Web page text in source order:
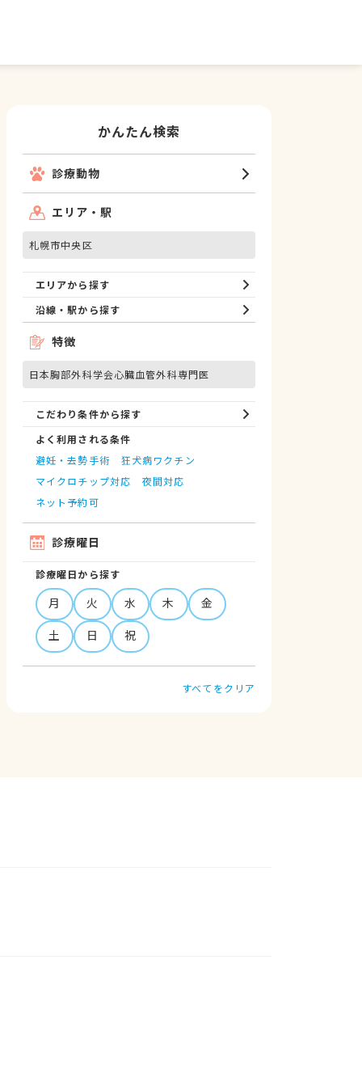
かんたん検索
診療動物
エリア・駅
札幌市中央区
エリアから探す
沿線・駅から探す
特徴
日本胸部外科学会心臓血管外科専門医
こだわり条件から探す
よく利用される条件
避妊・去勢手術
狂犬病ワクチン
マイクロチップ対応
夜間対応
ネット予約可
診療曜日
診療曜日から探す
月 火 水 木
金
土
日 祝
すべてをクリア